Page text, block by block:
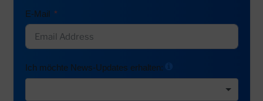
E-Mail
Ich möchte News-Updates erhalten: